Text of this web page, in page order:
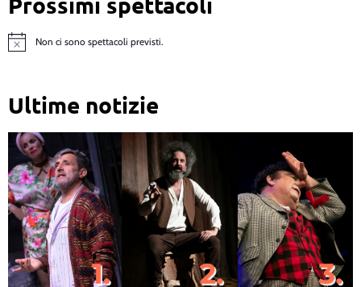
Notice Non ci sono spettacoli previsti.
Ultime notizie